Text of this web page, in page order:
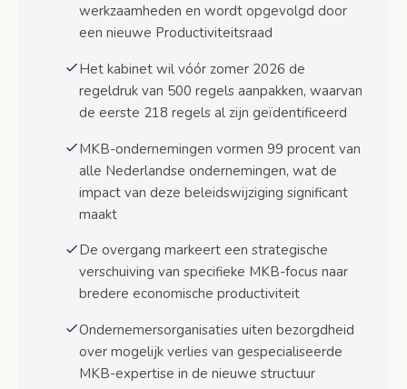
MKB-belangen in nieuwe structuur
Fiscale ondersteuning MKB faalt:
vennootschapsbelasting onder vuur
Wat betekent dit voor ondernemers?
Regeldrukvermindering biedt kansen
Nieuwe Productiviteitsraad: kansen en
risico’s
Conclusie: nieuwe koers voor MKB-beleid
werkzaamheden en wordt opgevolgd door
een nieuwe Productiviteitsraad
Het kabinet wil vóór zomer 2026 de
regeldruk van 500 regels aanpakken, waarvan
de eerste 218 regels al zijn geïdentificeerd
MKB-ondernemingen vormen 99 procent van
alle Nederlandse ondernemingen, wat de
impact van deze beleidswijziging significant
maakt
De overgang markeert een strategische
verschuiving van specifieke MKB-focus naar
bredere economische productiviteit
Ondernemersorganisaties uiten bezorgdheid
over mogelijk verlies van gespecialiseerde
MKB-expertise in de nieuwe structuur